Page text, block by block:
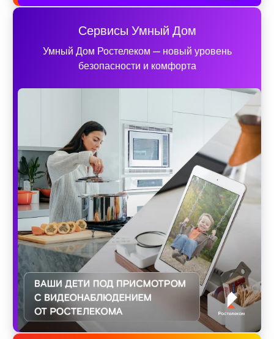
Сервисы Умный Дом
Умный Дом Ростелеком — новый уровень
безопасности и комфорта